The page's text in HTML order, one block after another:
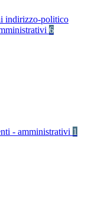
indirizzo-politico
6
- amministrativi 1